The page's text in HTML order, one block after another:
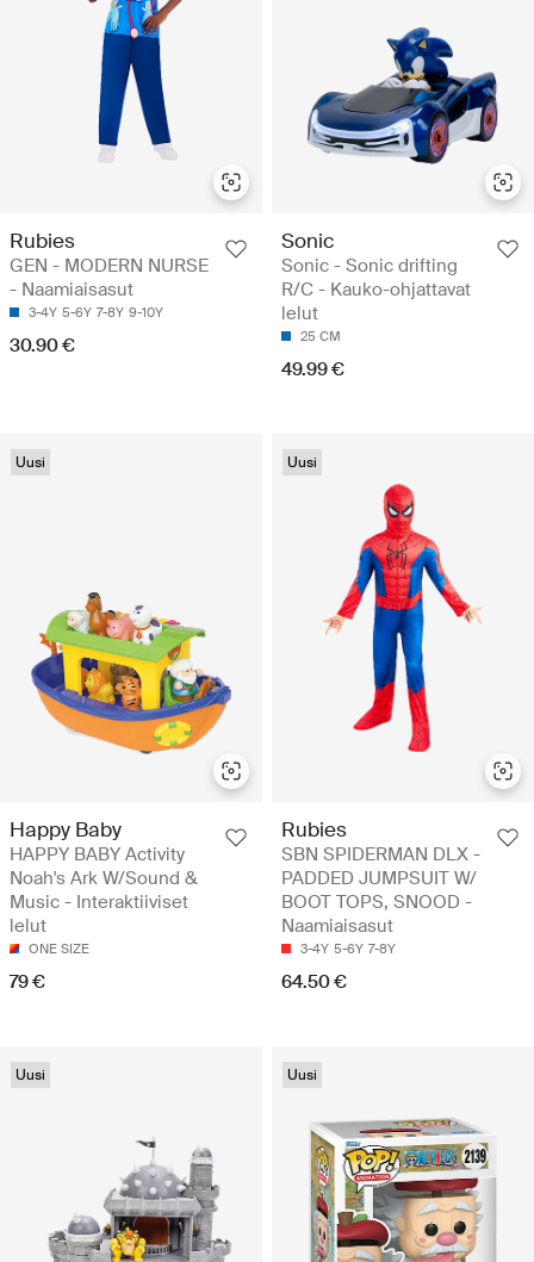
Rubies
GEN - MODERN NURSE
- Naamiaisasut
3-4Y 5-6Y 7-8Y 9-10Y
30.90 €
Sonic
Sonic - Sonic drifting
R/C - Kauko-ohjattavat
lelut
25 CM
49.99 €
Uusi
Happy Baby
HAPPY BABY Activity
Noah's Ark W/Sound &
Music - Interaktiiviset
lelut
ONE SIZE
79 €
Uusi
Rubies
SBN SPIDERMAN DLX -
PADDED JUMPSUIT W/
BOOT TOPS, SNOOD -
Naamiaisasut
3-4Y 5-6Y 7-8Y
64.50 €
Uusi Uusi